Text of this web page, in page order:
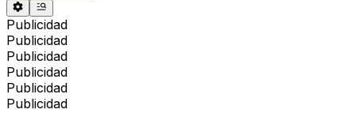
Publicidad
Publicidad
Publicidad
Publicidad
Publicidad
Publicidad